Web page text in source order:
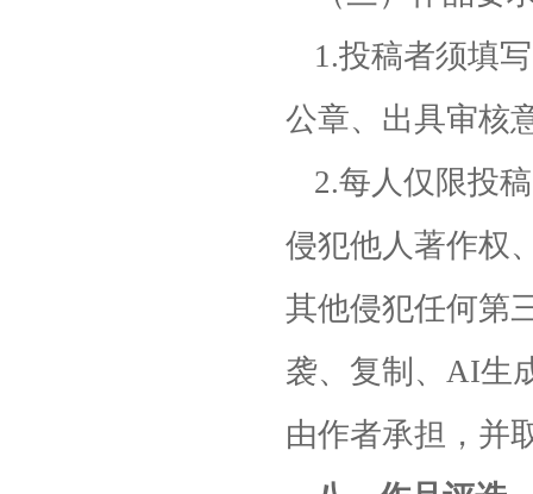
1.投稿者须填
公章、出具审核
2.每人仅限投
侵犯他人著作权
其他侵犯任何第
袭、复制、AI生
由作者承担，并